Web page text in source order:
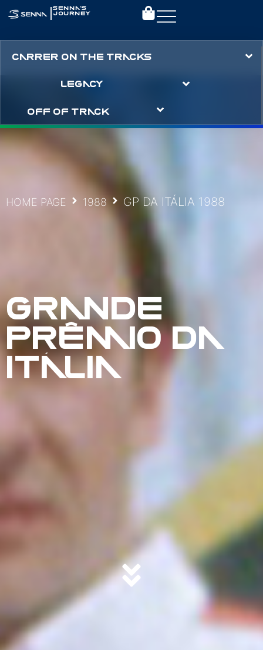
| SENNA’S
JOURNEY
CARRER ON THE TRACKS
LEGACY
OFF OF TRACK
HOME PAGE 1988 GP DA ITÁLIA 1988
GRANDE
PRÊMIO DA
ITÁLIA